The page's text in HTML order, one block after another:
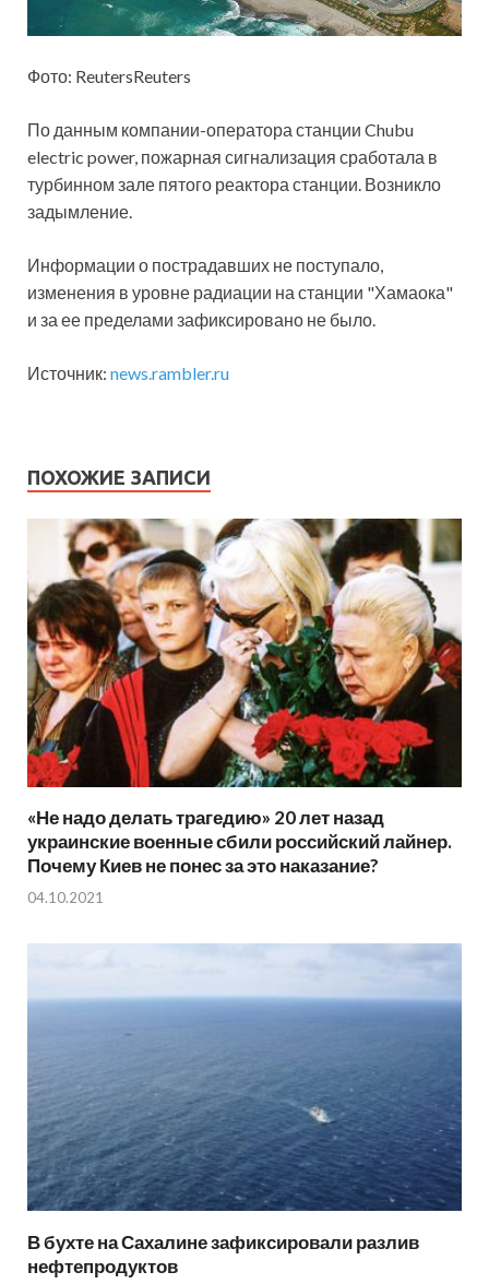
Фото: ReutersReuters
По данным компании-оператора станции Chubu
electric power, пожарная сигнализация сработала в
турбинном зале пятого реактора станции. Возникло
задымление.
Информации о пострадавших не поступало,
изменения в уровне радиации на станции "Хамаока"
и за ее пределами зафиксировано не было.
Источник: news.rambler.ru
ПОХОЖИЕ ЗАПИСИ
«Не надо делать трагедию» 20 лет назад
украинские военные сбили российский лайнер.
Почему Киев не понес за это наказание?
04.10.2021
В бухте на Сахалине зафиксировали разлив
нефтепродуктов